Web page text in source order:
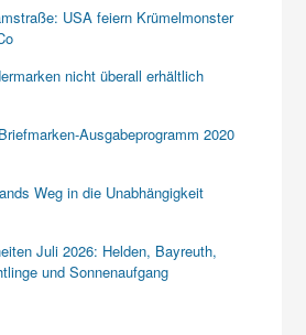
USA feiern Krümelmonster
nicht überall erhältlich
Ausgabeprogramm 2020
Weg in die Unabhängigkeit
Juli 2026: Helden, Bayreuth,
und Sonnenaufgang